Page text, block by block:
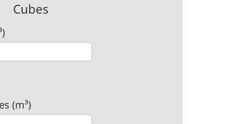
Cubes
(m³)